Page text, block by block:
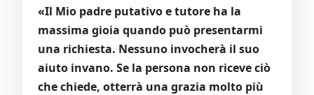
«Il Mio padre putativo e tutore ha la
massima gioia quando può presentarmi
una richiesta. Nessuno invocherà il suo
aiuto invano. Se la persona non riceve ciò
che chiede, otterrà una grazia molto più